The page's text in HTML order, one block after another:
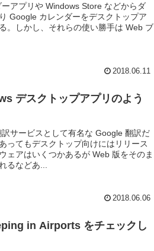
アプリや Windows Store などからダ
Google カレンダーをデスクトップア
。しかし、それらの使い勝手は Web ブ
2018.06.11
デスクトップアプリのよう
サービスとして有名な Google 翻訳だ
ってもデスクトップ向けにはリリース
ェアはいくつかあるが Web 版をそのま
るなどあ...
2018.06.06
in Airports をチェックし